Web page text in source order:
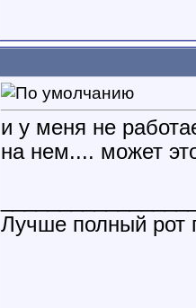
и у меня не
на нем.... может
Лучше полный рот